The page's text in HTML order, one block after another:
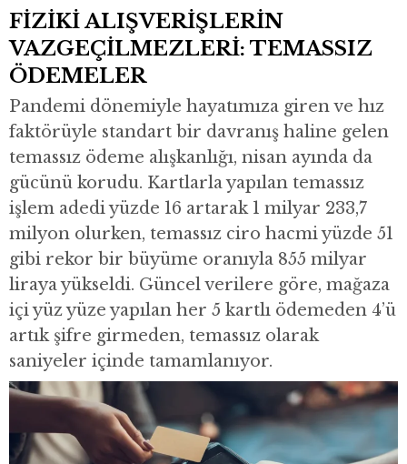
FİZİKİ ALIŞVERİŞLERİN
VAZGEÇİLMEZLERİ: TEMASSIZ
ÖDEMELER
Pandemi dönemiyle hayatımıza giren ve hız
faktörüyle standart bir davranış haline gelen
temassız ödeme alışkanlığı, nisan ayında da
gücünü korudu. Kartlarla yapılan temassız
işlem adedi yüzde 16 artarak 1 milyar 233,7
milyon olurken, temassız ciro hacmi yüzde 51
gibi rekor bir büyüme oranıyla 855 milyar
liraya yükseldi. Güncel verilere göre, mağaza
içi yüz yüze yapılan her 5 kartlı ödemeden 4’ü
artık şifre girmeden, temassız olarak
saniyeler içinde tamamlanıyor.